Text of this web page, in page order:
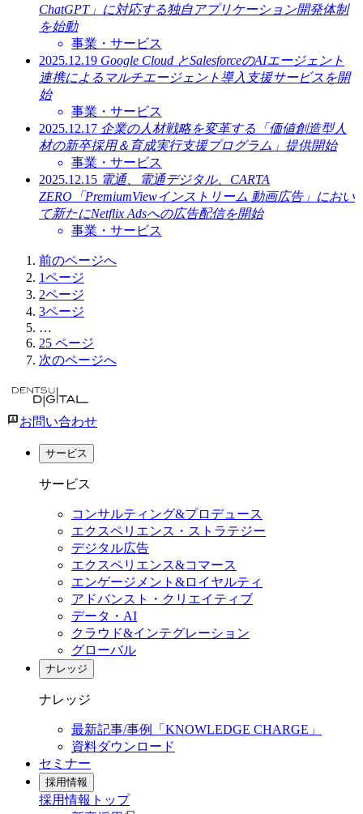
ChatGPT」に対応する独自アプリケーション開発体制
を始動
事業・サービス
2025.12.19 Google Cloud とSalesforceのAIエージェント
連携によるマルチエージェント導入支援サービスを開
始
事業・サービス
2025.12.17 企業の人材戦略を変革する「価値創造型人
材の新卒採用＆育成実行支援プログラム」提供開始
事業・サービス
2025.12.15 電通、電通デジタル、CARTA
ZERO「PremiumViewインストリーム 動画広告」におい
て新たにNetflix Adsへの広告配信を開始
事業・サービス
前のページへ
1ページ
2ページ
3ページ
…
25 ページ
次のページへ
お問い合わせ
サービス
サービス
コンサルティング&プロデュース
エクスペリエンス・ストラテジー
デジタル広告
エクスペリエンス&コマース
エンゲージメント&ロイヤルティ
アドバンスト・クリエイティブ
データ・AI
クラウド&インテグレーション
グローバル
ナレッジ
ナレッジ
最新記事/事例「KNOWLEDGE CHARGE」
資料ダウンロード
セミナー
採用情報
採用情報 トップ